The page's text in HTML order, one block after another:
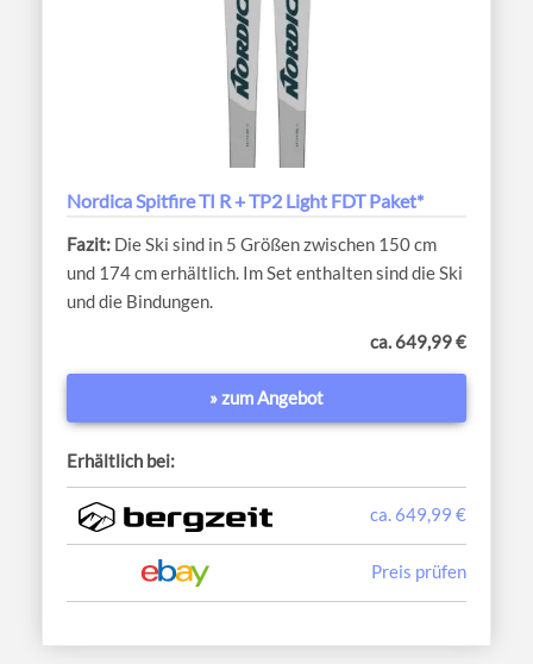
Nordica Spitfire TI R + TP2 Light FDT Paket*
Die Ski sind in 5 Größen zwischen 150 cm
und 174 cm erhältlich. Im Set enthalten sind die Ski
und die Bindungen.
ca. 649,99 €
» zum Angebot
Erhältlich bei:
ca. 649,99 €
Preis prüfen